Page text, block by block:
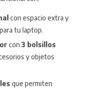
con espacio extra y
para tu laptop.
con 3 bolsillos
y objetos
que permiten